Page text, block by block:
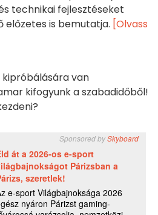
technikai fejlesztéseket
előzetes is bemutatja. [Olvass
van
kifogyunk a szabadidőből!